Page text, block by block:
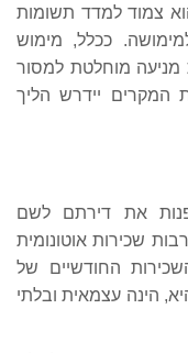
צמוד למדד תשומות
ככלל, מימוש
מניעה מוחלטת למסור
המקרים יידרש הליך
את דירתם לשם
שכירות אוטונומית
החודשיים של
הינה עצמאית ובלתי